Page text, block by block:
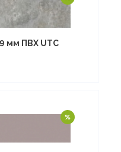
мм ПВХ UTC